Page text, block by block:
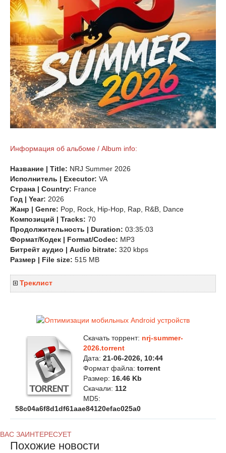
Информация об альбоме / Album info:
Название | Title: NRJ Summer 2026
Исполнитель | Executor: VA
Страна | Country: France
Год | Year: 2026
Жанр | Genre: Pop, Rock, Hip-Hop, Rap, R&B, Dance
Композиций | Tracks: 70
Продолжительность | Duration: 03:35:03
Формат/Кодек | Format/Codec: MP3
Битрейт аудио | Audio bitrate: 320 kbps
Размер | File size: 515 MB
Треклист
Скачать торрент: nrj-summer-
2026.torrent
Дата: 21-06-2026, 10:44
Формат файла: torrent
Размер: 16.46 Kb
Скачали: 112
MD5:
58c04a6f8d1df61aae84120efac025a0
ВАС ЗАИНТЕРЕСУЕТ
Похожие новости